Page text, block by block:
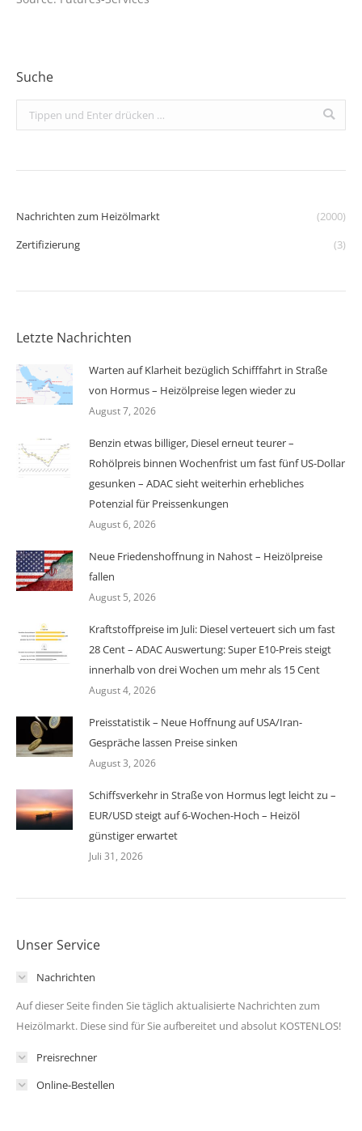
Suche
Search:
Nachrichten zum Heizölmarkt
(2000)
Zertifizierung
(3)
Letzte Nachrichten
Warten auf Klarheit bezüglich Schifffahrt in Straße
von Hormus – Heizölpreise legen wieder zu
August 7, 2026
Benzin etwas billiger, Diesel erneut teurer –
Rohölpreis binnen Wochenfrist um fast fünf US-Dollar
gesunken – ADAC sieht weiterhin erhebliches
Potenzial für Preissenkungen
August 6, 2026
Neue Friedenshoffnung in Nahost – Heizölpreise
fallen
August 5, 2026
Kraftstoffpreise im Juli: Diesel verteuert sich um fast
28 Cent – ADAC Auswertung: Super E10-Preis steigt
innerhalb von drei Wochen um mehr als 15 Cent
August 4, 2026
Preisstatistik – Neue Hoffnung auf USA/Iran-
Gespräche lassen Preise sinken
August 3, 2026
Schiffsverkehr in Straße von Hormus legt leicht zu –
EUR/USD steigt auf 6-Wochen-Hoch – Heizöl
günstiger erwartet
Juli 31, 2026
Unser Service
Nachrichten
Auf dieser Seite finden Sie täglich aktualisierte Nachrichten zum
Heizölmarkt. Diese sind für Sie aufbereitet und absolut KOSTENLOS!
Preisrechner
Online-Bestellen